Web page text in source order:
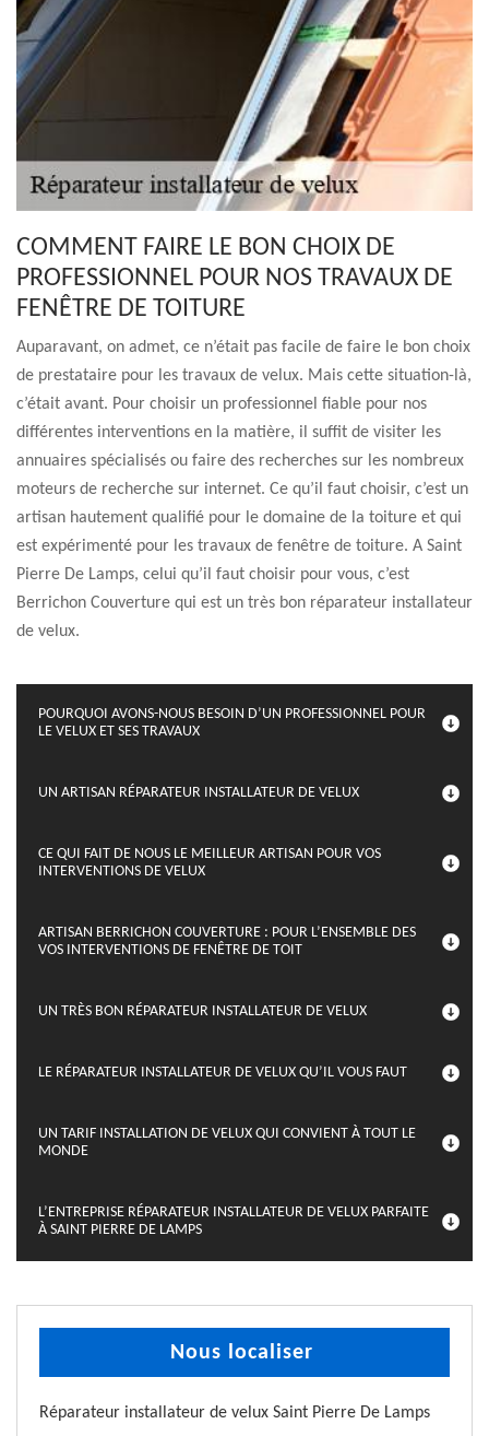
COMMENT FAIRE LE BON CHOIX DE
PROFESSIONNEL POUR NOS TRAVAUX DE
FENÊTRE DE TOITURE
Auparavant, on admet, ce n’était pas facile de faire le bon choix
de prestataire pour les travaux de velux. Mais cette situation-là,
c’était avant. Pour choisir un professionnel fiable pour nos
différentes interventions en la matière, il suffit de visiter les
annuaires spécialisés ou faire des recherches sur les nombreux
moteurs de recherche sur internet. Ce qu’il faut choisir, c’est un
artisan hautement qualifié pour le domaine de la toiture et qui
est expérimenté pour les travaux de fenêtre de toiture. A Saint
Pierre De Lamps, celui qu’il faut choisir pour vous, c’est
Berrichon Couverture qui est un très bon réparateur installateur
de velux.
POURQUOI AVONS-NOUS BESOIN D’UN PROFESSIONNEL POUR
LE VELUX ET SES TRAVAUX
UN ARTISAN RÉPARATEUR INSTALLATEUR DE VELUX
CE QUI FAIT DE NOUS LE MEILLEUR ARTISAN POUR VOS
INTERVENTIONS DE VELUX
ARTISAN BERRICHON COUVERTURE : POUR L’ENSEMBLE DES
VOS INTERVENTIONS DE FENÊTRE DE TOIT
UN TRÈS BON RÉPARATEUR INSTALLATEUR DE VELUX
LE RÉPARATEUR INSTALLATEUR DE VELUX QU’IL VOUS FAUT
UN TARIF INSTALLATION DE VELUX QUI CONVIENT À TOUT LE
MONDE
L’ENTREPRISE RÉPARATEUR INSTALLATEUR DE VELUX PARFAITE
À SAINT PIERRE DE LAMPS
Nous localiser
Réparateur installateur de velux Saint Pierre De Lamps